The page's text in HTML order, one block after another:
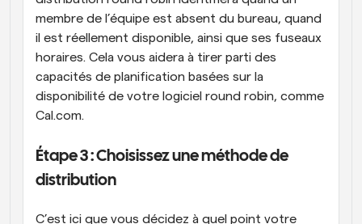
membre de l’équipe est absent du bureau, quand
il est réellement disponible, ainsi que ses fuseaux
horaires. Cela vous aidera à tirer parti des
capacités de planification basées sur la
disponibilité de votre logiciel round robin, comme
Cal.com.
Étape 3 : Choisissez une méthode de
distribution
C’est ici que vous décidez à quel point votre